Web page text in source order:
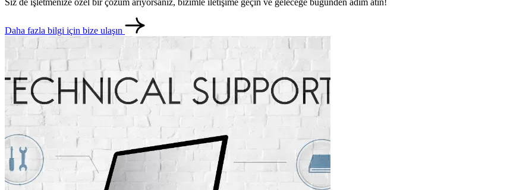
Siz de işletmenize özel bir çözüm arıyorsanız, bizimle iletişime geçin ve geleceğe bugünden adım atın!
Daha fazla bilgi için bize ulaşın